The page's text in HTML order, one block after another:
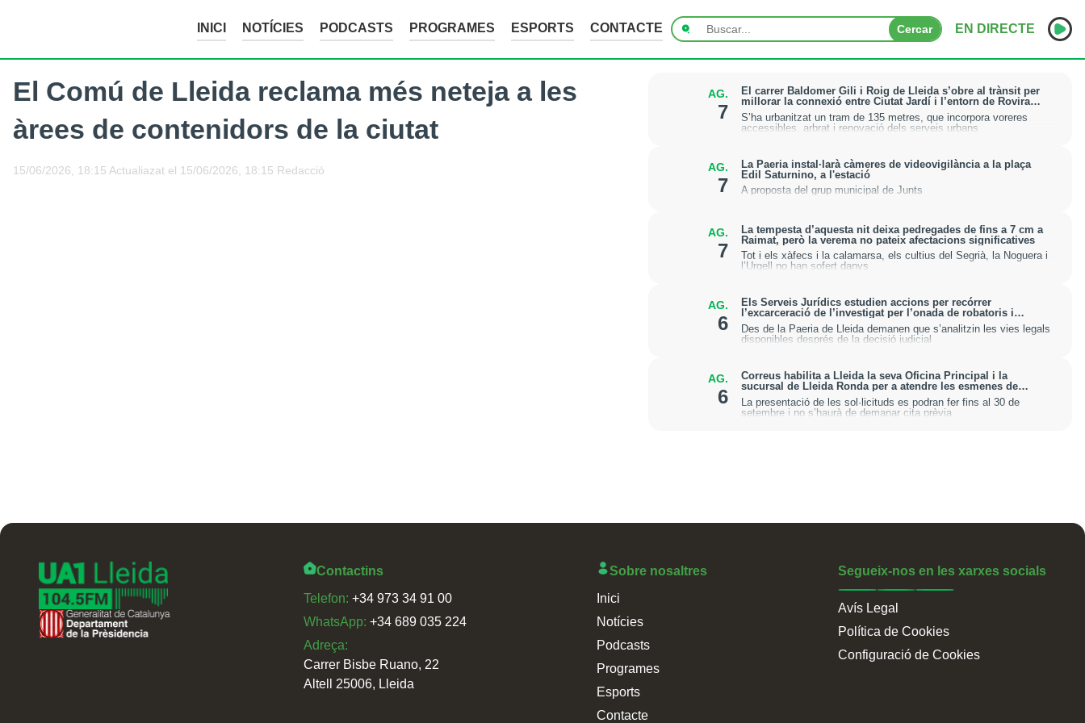
INICI NOTÍCIES PODCASTS PROGRAMES ESPORTS CONTACTE Cercar EN DIRECTE
INICI
NOTÍCIES
CONTACTE
El Comú de Lleida reclama més neteja a les
àrees de contenidors de la ciutat
15/06/2026, 18:15 Actualiazat el 15/06/2026, 18:15 Redacció
AG.
7
El carrer Baldomer Gili i Roig de Lleida s’obre al trànsit per
millorar la connexió entre Ciutat Jardí i l’entorn de Rovira
Roure
S’ha urbanitzat un tram de 135 metres, que incorpora voreres
accessibles, arbrat i renovació dels serveis urbans
AG.
7
La Paeria instal·larà càmeres de videovigilància a la plaça
Edil Saturnino, a l'estació
A proposta del grup municipal de Junts
AG.
7
La tempesta d’aquesta nit deixa pedregades de fins a 7 cm a
Raimat, però la verema no pateix afectacions significatives
Tot i els xàfecs i la calamarsa, els cultius del Segrià, la Noguera i
l’Urgell no han sofert danys
AG.
6
Els Serveis Jurídics estudien accions per recórrer
l’excarceració de l’investigat per l’onada de robatoris i
incendis a l’Horta
Des de la Paeria de Lleida demanen que s’analitzin les vies legals
disponibles després de la decisió judicial
AG.
6
Correus habilita a Lleida la seva Oficina Principal i la
sucursal de Lleida Ronda per a atendre les esmenes de
regularització de migrants
La presentació de les sol·licituds es podran fer fins al 30 de
setembre i no s’haurà de demanar cita prèvia
Contactins
Telefon: +34 973 34 91 00
WhatsApp: +34 689 035 224
Adreça:
Carrer Bisbe Ruano, 22
Altell 25006, Lleida
Sobre nosaltres
Inici
Notícies
Podcasts
Programes
Esports
Contacte
Segueix-nos en les xarxes socials
Avís Legal
Política de Cookies
Configuració de Cookies